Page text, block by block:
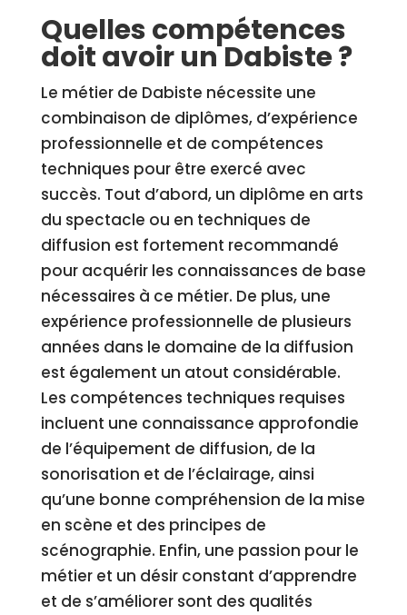
Quelles compétences
doit avoir un Dabiste ?
Le métier de Dabiste nécessite une
combinaison de diplômes, d’expérience
professionnelle et de compétences
techniques pour être exercé avec
succès. Tout d’abord, un diplôme en arts
du spectacle ou en techniques de
diffusion est fortement recommandé
pour acquérir les connaissances de base
nécessaires à ce métier. De plus, une
expérience professionnelle de plusieurs
années dans le domaine de la diffusion
est également un atout considérable.
Les compétences techniques requises
incluent une connaissance approfondie
de l’équipement de diffusion, de la
sonorisation et de l’éclairage, ainsi
qu’une bonne compréhension de la mise
en scène et des principes de
scénographie. Enfin, une passion pour le
métier et un désir constant d’apprendre
et de s’améliorer sont des qualités